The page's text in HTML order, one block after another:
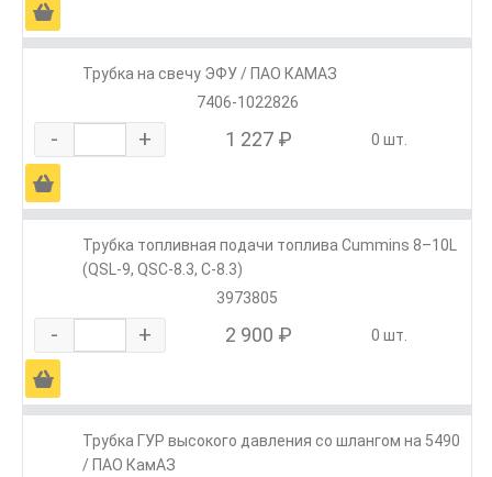
Ä
Трубка на свечу ЭФУ / ПАО КАМАЗ
7406-1022826
- + 1 227 ₽ 0 шт.
Ä
Трубка топливная подачи топлива Cummins 8–10L
(QSL-9, QSC-8.3, C-8.3)
3973805
- + 2 900 ₽ 0 шт.
Ä
Трубка ГУР высокого давления со шлангом на 5490
/ ПАО КамАЗ